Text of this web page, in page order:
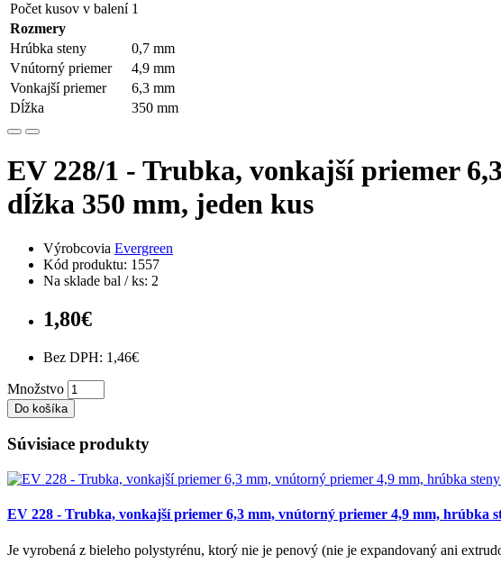
Počet kusov v balení 1
Rozmery
Hrúbka steny
0,7 mm
Vnútorný priemer
4,9 mm
Vonkajší priemer
6,3 mm
Dĺžka
350 mm
EV 228/1 - Trubka, vonkajší priemer
dĺžka 350 mm, jeden kus
Výrobcovia Evergreen
Kód produktu: 1557
Na sklade bal / ks: 2
1,80€
Bez DPH: 1,46€
Množstvo
Do košíka
Súvisiace produkty
EV 228 - Trubka, vonkajší priemer 6,3 mm, vnútorný priemer 4,9 mm, hrúbka
Je vyrobená z bieleho polystyrénu, ktorý nie je penový (nie je expandovaný ani